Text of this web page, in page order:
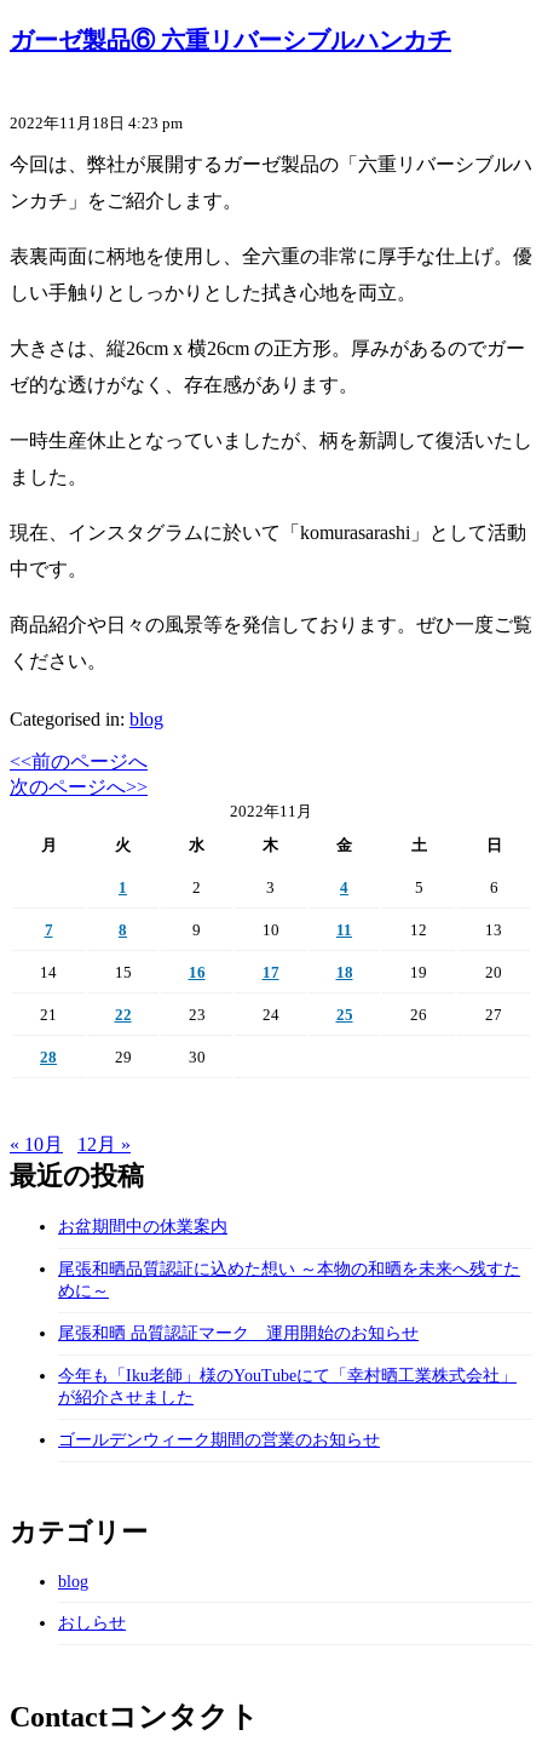
ガーゼ製品⑥ 六重リバーシブルハンカチ
2022年11月18日 4:23 pm
今回は、弊社が展開するガーゼ製品の「六重リバーシブルハ
ンカチ」をご紹介します。
表裏両面に柄地を使用し、全六重の非常に厚手な仕上げ。優
しい手触りとしっかりとした拭き心地を両立。
大きさは、縦26cm x 横26cm の正方形。厚みがあるのでガー
ゼ的な透けがなく、存在感があります。
一時生産休止となっていましたが、柄を新調して復活いたし
ました。
現在、インスタグラムに於いて「komurasarashi」として活動
中です。
商品紹介や日々の風景等を発信しております。ぜひ一度ご覧
ください。
Categorised in: blog
<<前のページへ
次のページへ>>
2022年11月
月
火 水 木 金 土 日
1 2 3 4 5 6
7 8 9 10 11 12 13
14 15 16 17 18 19 20
21 22 23 24 25 26 27
28 29 30
« 10月 12月 »
最近の投稿
お盆期間中の休業案内
尾張和晒品質認証に込めた想い ～本物の和晒を未来へ残すた
めに～
尾張和晒 品質認証マーク 運用開始のお知らせ
今年も「Iku老師」様のYouTubeにて「幸村晒工業株式会社」
が紹介させました
ゴールデンウィーク期間の営業のお知らせ
カテゴリー
blog
おしらせ
Contactコンタクト